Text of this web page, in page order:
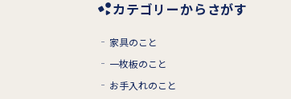
カテゴリーからさがす
家具のこと
一枚板のこと
お手入れのこと